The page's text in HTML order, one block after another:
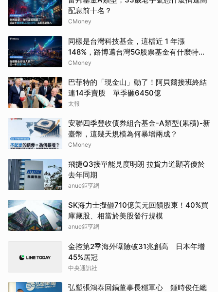
配息前十名？
CMoney
同樣是台灣科技基金，這檔近 1 年漲
148%，路博邁台灣5G股票基金有什麼特
別？
CMoney
巴菲特的「現金山」動了！阿貝爾接班終結
連14季賣股 單季砸6450億
太報
安聯四季豐收債券組合基金-A類型(累積)-新
臺幣，這幾天規模為何暴增兩成？
CMoney
飛捷Q3接單能見度明朗 拉貨力道顯著優於
去年同期
anue鉅亨網
SK海力士擬砸710億美元回饋股東！40%買
庫藏股、相當於美股發行規模
anue鉅亨網
金控第2季海外曝險破31兆創高 日本年增
45%居冠
中央通訊社
弘塑張鴻泰回鍋董事長穩軍心 鍾時俊任總